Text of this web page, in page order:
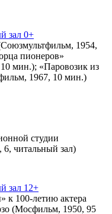
зал 0+
1954,
пионеров»
мин.); «Паровозик из
1967, 10 мин.)
студии
читальный зал)
зал 12+
к 100-летию актера
(Мосфильм, 1950, 95